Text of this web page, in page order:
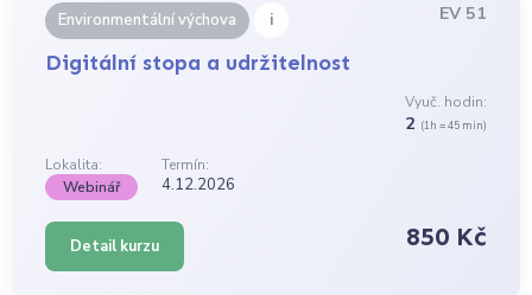
Environmentální výchova i EV 51
Digitální stopa a udržitelnost
Vyuč. hodin:
2 (1h = 45 min)
Lokalita:
Termín:
Webinář
4.12.2026
Detail kurzu 850 Kč